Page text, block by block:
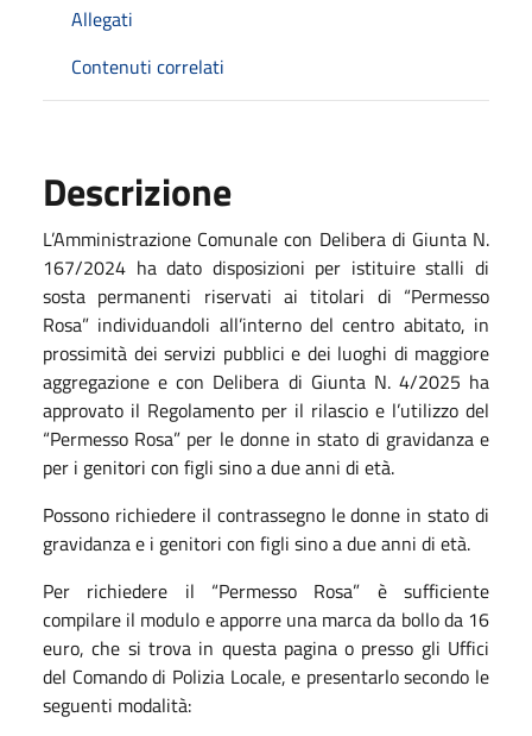
Allegati
Contenuti correlati
Descrizione
L’Amministrazione Comunale con Delibera di Giunta N.
167/2024 ha dato disposizioni per istituire stalli di
sosta permanenti riservati ai titolari di “Permesso
Rosa” individuandoli all’interno del centro abitato, in
prossimità dei servizi pubblici e dei luoghi di maggiore
aggregazione e con Delibera di Giunta N. 4/2025 ha
approvato il Regolamento per il rilascio e l’utilizzo del
“Permesso Rosa” per le donne in stato di gravidanza e
per i genitori con figli sino a due anni di età.
Possono richiedere il contrassegno le donne in stato di
gravidanza e i genitori con figli sino a due anni di età.
Per richiedere il “Permesso Rosa” è sufficiente
compilare il modulo e apporre una marca da bollo da 16
euro, che si trova in questa pagina o presso gli Uffici
del Comando di Polizia Locale, e presentarlo secondo le
seguenti modalità: